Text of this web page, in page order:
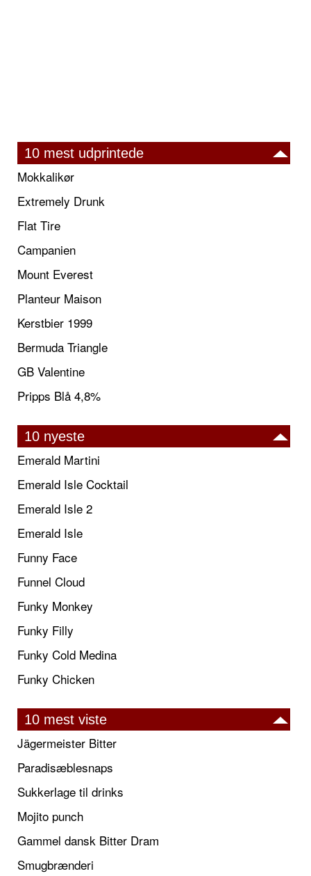
10 mest udprintede
Mokkalikør
Extremely Drunk
Flat Tire
Campanien
Mount Everest
Planteur Maison
Kerstbier 1999
Bermuda Triangle
GB Valentine
Pripps Blå 4,8%
10 nyeste
Emerald Martini
Emerald Isle Cocktail
Emerald Isle 2
Emerald Isle
Funny Face
Funnel Cloud
Funky Monkey
Funky Filly
Funky Cold Medina
Funky Chicken
10 mest viste
Jägermeister Bitter
Paradisæblesnaps
Sukkerlage til drinks
Mojito punch
Gammel dansk Bitter Dram
Smugbrænderi